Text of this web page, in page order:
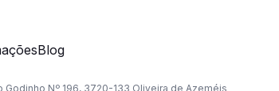
Blog
Godinho Nº 196, 3720-133 Oliveira de Azeméis